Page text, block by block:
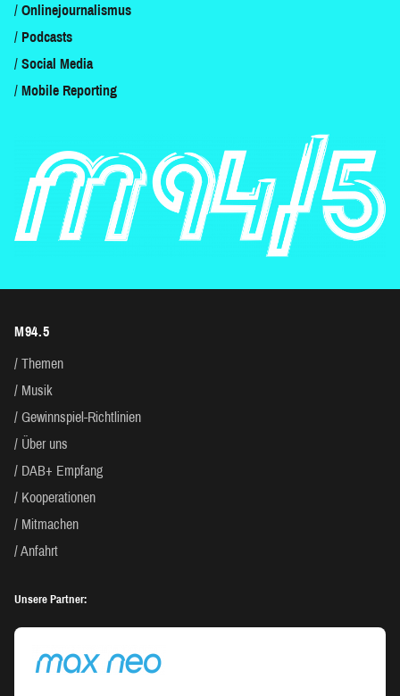
Onlinejournalismus
Podcasts
Social Media
Mobile Reporting
M94.5
Themen
Musik
Gewinnspiel-Richtlinien
Über uns
DAB+ Empfang
Kooperationen
Mitmachen
Anfahrt
Unsere Partner: